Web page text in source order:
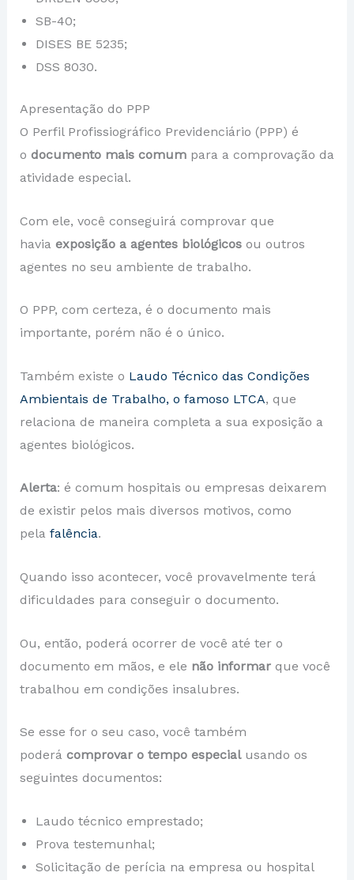
SB-40;
DISES BE 5235;
DSS 8030.
Apresentação do PPP
O Perfil Profissiográfico Previdenciário (PPP) é
o documento mais comumpara a comprovação da
atividade especial.
Com ele, você conseguirá comprovar que
havia exposição a agentes biológicos ou outros
agentes no seu ambiente de trabalho.
O PPP, com certeza, é o documento mais
importante, porém não é o único.
Também existe o Laudo Técnico das Condições
Ambientais de Trabalho, o famoso LTCA, que
relaciona de maneira completa a sua exposição a
agentes biológicos.
Alerta: é comum hospitais ou empresas deixarem
de existir pelos mais diversos motivos, como
pela falência.
Quando isso acontecer, você provavelmente terá
dificuldades para conseguir o documento.
Ou, então, poderá ocorrer de você até ter o
documento em mãos, e ele não informar que você
trabalhou em condições insalubres.
Se esse for o seu caso, você também
poderá comprovar o tempo especial usando os
seguintes documentos:
Laudo técnico emprestado;
Prova testemunhal;
Solicitação de perícia na empresa ou hospital